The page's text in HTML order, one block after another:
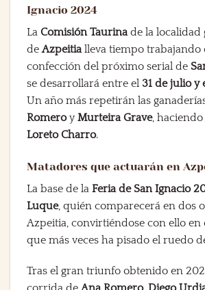
Ignacio 2024
La Comisión Taurinade la localidad
deAzpeitialleva tiempo trabajando
confección del próximo serial de
se desarrollará entre el 31 de julio y
Un año más repetirán las
Romeroy Murteira Grave,
Loreto Charro.
Matadores que actuarán en
La base de la Feria de San Ignacio
Luque, quién comparecerá en dos
Azpeitia, convirtiéndose con ello
que más veces ha pisado el ruedo
Tras el gran triunfo obtenido en